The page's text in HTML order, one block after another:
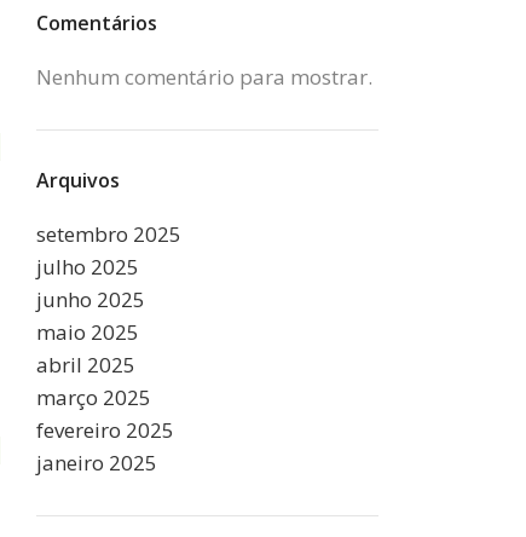
Comentários
Nenhum comentário para mostrar.
Arquivos
setembro 2025
julho 2025
junho 2025
maio 2025
abril 2025
março 2025
fevereiro 2025
janeiro 2025